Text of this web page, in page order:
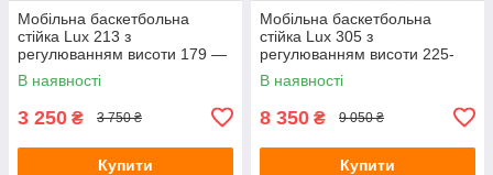
Мобільна баскетбольна
стійка Lux 213 з
регулюванням висоти 179 —
213 см
В наявності
3 250 ₴ 3 750 ₴
Купити
Мобільна баскетбольна
стійка Lux 305 з
регулюванням висоти 225-
305 см
В наявності
8 350 ₴ 9 050 ₴
Купити